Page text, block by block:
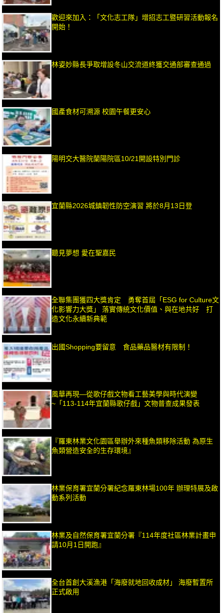
歡迎來加入：「文化志工隊」增招志工暨研習活動報名
開始！
林姿妙縣長爭取增設冬山交流道終獲交通部審查通過
國產食材可溯源 校園午餐更安心
陽明交大醫院蘭陽院區10/21開設特別門診
宜蘭縣2026城鎮韌性防空演習 將於8月13日登
聽見夢想 愛在聖嘉民
全聯集團獲四大獎肯定 勇奪首屆「ESG for Culture文
化影響力大獎」 落實傳統文化價值、與在地共好 打
造文化永續新典範
出國Shopping要留意 食品藥品醫材有限制！
風華再現—從歌仔戲文物看工藝美學與時代演變
~「113-114年宜蘭縣歌仔戲」文物普查成果發表
『羅東林業文化園區舉辦外來種魚類移除活動 為原生
魚類營造安全的生存環境』
林業保育署宜蘭分署紀念羅東林場100年 辦理特展及啟
動系列活動
林業及自然保育署宜蘭分署『114年度社區林業計畫申
請10月1日開跑』
全台首創大溪漁港「海廢就地回收成材」 海廢暫置所
正式啟用